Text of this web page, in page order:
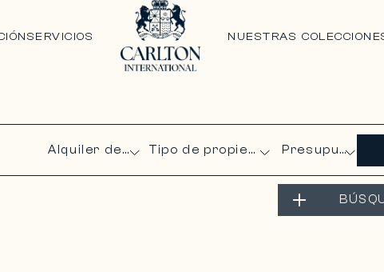
SERVICIOS NUESTRAS
Presupuesto